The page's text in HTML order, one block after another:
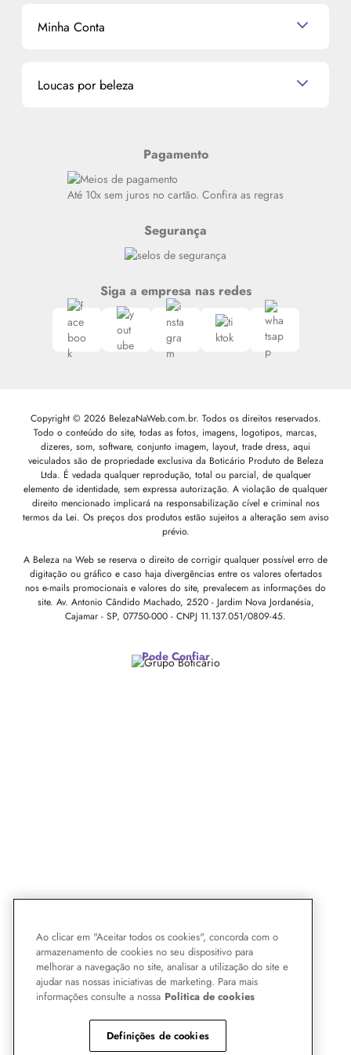
Nossas lojas
Cupom de Desconto
La Vie Est Belle Lancôme
Miniaturas de Produtos de Cabelo
Minha Conta
Meus endereços
Loucas por beleza
Siga nosso canal no Whatsapp
Pagamento
Até 10x sem juros no cartão. Confira as regras
Segurança
Siga a empresa nas redes
Copyright © 2026 BelezaNaWeb.com.br. Todos os direitos reservados.
Todo o conteúdo do site, todas as fotos, imagens, logotipos, marcas,
dizeres, som, software, conjunto imagem, layout, trade dress, aqui
veiculados são de propriedade exclusiva da Boticário Produto de Beleza
Ltda. É vedada qualquer reprodução, total ou parcial, de qualquer
elemento de identidade, sem expressa autorização. A violação de qualquer
direito mencionado implicará na responsabilização cível e criminal nos
termos da Lei. Os preços dos produtos estão sujeitos a alteração sem aviso
prévio.
A Beleza na Web se reserva o direito de corrigir qualquer possível erro de
digitação ou gráfico e caso haja divergências entre os valores ofertados
nos e-mails promocionais e valores do site, prevalecem as informações do
site. Av. Antonio Cândido Machado, 2520 - Jardim Nova Jordanésia,
Cajamar - SP, 07750-000 - CNPJ 11.137.051/0809-45.
Pode Confiar
Ao clicar em "Aceitar todos os cookies", concorda com o
armazenamento de cookies no seu dispositivo para
melhorar a navegação no site, analisar a utilização do site e
ajudar nas nossas iniciativas de marketing. Para mais
informações consulte a nossa Politica de cookies
Definições de cookies